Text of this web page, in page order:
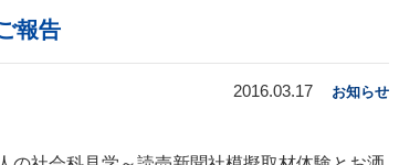
報告
2016.03.17 お知らせ